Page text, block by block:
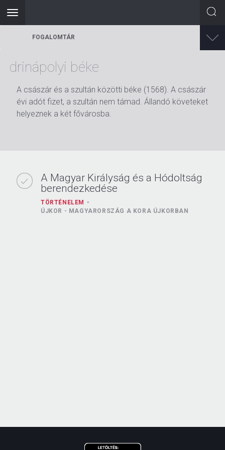
Toggle
navigation
FOGALOMTÁR
drinápolyi béke
A császár és a szultán közötti béke (1568). A császár
évi adót fizet, a szultán nem támad. Állandó követeket
helyeznek a két fővárosba.
A Magyar Királyság és a Hódoltság
berendezkedése
TÖRTÉNELEM
ÚJKOR - MAGYARORSZÁG A KORA ÚJKORBAN